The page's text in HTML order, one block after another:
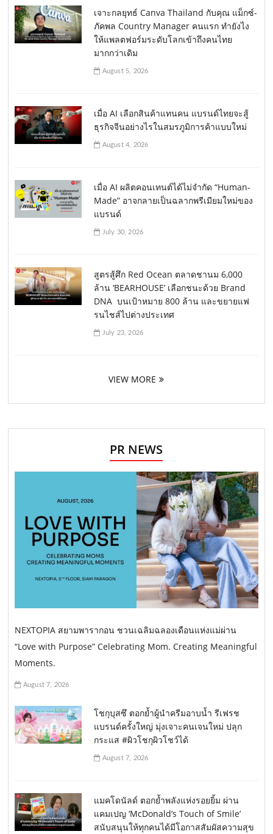
เจาะกลยุทธ์ Canva Thailand กับคุณ แม็กซ์-
ภัคพล Country Manager คนแรก ทำยังไง
ให้แพลตฟอร์มระดับโลกเข้าถึงคนไทย
มากกว่าเดิม
August 5, 2026
เมื่อ AI เลือกสินค้าแทนคน แบรนด์ไทยจะสู้
ธุรกิจจีนอย่างไรในสมรภูมิการค้าแบบใหม่
August 4, 2026
เมื่อ AI ผลิตคอนเทนต์ได้ไม่จำกัด “Human-
Made” อาจกลายเป็นฉลากพรีเมียมใหม่ของ
แบรนด์
July 30, 2026
สูตรสู้ศึก Red Ocean ตลาดชานม 6,000
ล้าน ‘BEARHOUSE’ เลือกชนะด้วย Brand
DNA บนเป้าหมาย 800 ล้าน และขยายแฟ
รนไชส์ไปต่างประเทศ
July 23, 2026
VIEW MORE
PR NEWS
NEXTOPIA สยามพารากอน ชวนเฉลิมฉลองเดือนแห่งแม่ผ่าน
“Love with Purpose” Celebrating Mom. Creating Meaningful
Moments.
August 7, 2026
โชกุบุสซึ ตอกย้ำผู้นำครีมอาบน้ำ รีเฟรช
แบรนด์ครั้งใหญ่ มุ่งเจาะคนเจนใหม่ ปลุก
กระแส #ผิวโชกุผิวโชว์ได้
August 7, 2026
แมคโดนัลด์ ตอกย้ำพลังแห่งรอยยิ้ม ผ่าน
แคมเปญ ‘McDonald’s Touch of Smile’
สนับสนุนให้ทุกคนได้มีโอกาสสัมผัสความสุข